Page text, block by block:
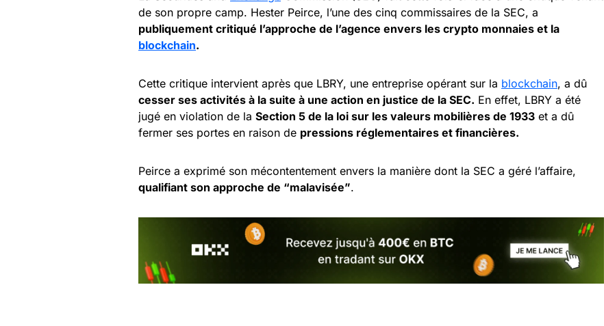
de son propre camp. Hester Peirce, l’une des cinq commissaires de la SEC, a
publiquement critiqué l’approche de l’agence envers les crypto monnaies et la
blockchain.
Cette critique intervient après que LBRY, une entreprise opérant sur la blockchain, a dû
cesser ses activités à la suite à une action en justice de la SEC. En effet, LBRY a été
jugé en violation de la Section 5 de la loi sur les valeurs mobilières de 1933 et a dû
fermer ses portes en raison de pressions réglementaires et financières.
Peirce a exprimé son mécontentement envers la manière dont la SEC a géré l’affaire,
qualifiant son approche de “malavisée”.